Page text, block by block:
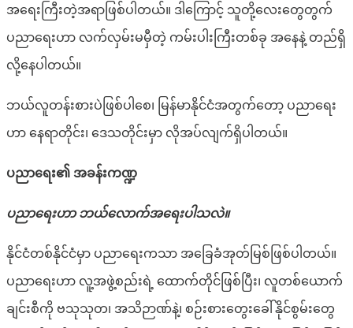
အရေးကြီးတဲ့အရာဖြစ်ပါတယ်။ ဒါကြောင့် သူတို့လေးတွေတွက်
ပညာရေးဟာ လက်လှမ်းမမှီတဲ့ ကမ်းပါးကြီးတစ်ခု အနေနဲ့ တည်ရှိ
လို့နေပါတယ်။
ဘယ်လူတန်းစားပဲဖြစ်ပါစေ၊ မြန်မာနိုင်ငံအတွက်တော့ ပညာရေး
ဟာ နေရာတိုင်း၊ ဒေသတိုင်းမှာ လိုအပ်လျက်ရှိပါတယ်။
ပညာရေး၏ အခန်းကဏ္ဍ
ပညာရေးဟာ ဘယ်လောက်အရေးပါသလဲ။
နိုင်ငံတစ်နိုင်ငံမှာ ပညာရေးကသာ အခြေခံအုတ်မြစ်ဖြစ်ပါတယ်။
ပညာရေးဟာ လူ့အဖွဲ့စည်းရဲ့ ထောက်တိုင်ဖြစ်ပြီး၊ လူတစ်ယောက်
ချင်းစီကို ဗသုသုတ၊ အသိဉာဏ်နဲ့၊ စဉ်းစားတွေးခေါ်နိုင်စွမ်းတွေ